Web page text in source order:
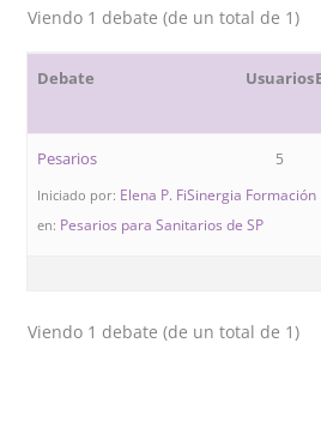
Viendo 1 debate (de un total de 1)
Debate Usuarios
Pesarios
Iniciado por: Elena P. FiSinergia Formación
en: Pesarios para Sanitarios de SP
5
Viendo 1 debate (de un total de 1)